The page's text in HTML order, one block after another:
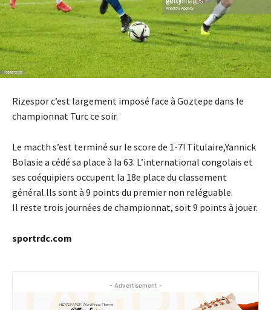
Rizespor c’est largement imposé face à Goztepe dans le
championnat Turc ce soir.
Le macth s’est terminé sur le score de 1-7! Titulaire,Yannick
Bolasie a cédé sa place à la 63. L’international congolais et
ses coéquipiers occupent la 18e place du classement
général.lls sont à 9 points du premier non reléguable.
Il reste trois journées de championnat, soit 9 points à jouer.
sportrdc.com
- Advertisement -